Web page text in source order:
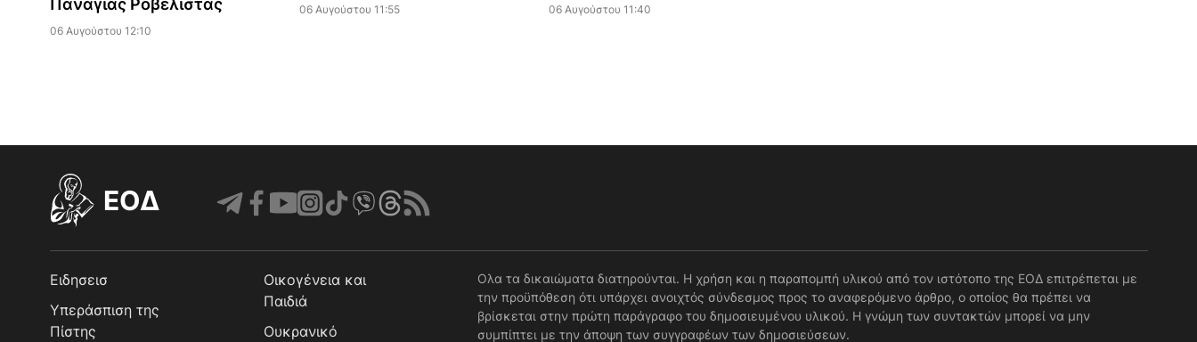
Παναγίας Ροβέλιστας
06 Αυγούστου 12:10
06 Αυγούστου 11:55 06 Αυγούστου 11:40
EOΔ
Ειδησεισ
Υπεράσπιση της
Πίστης
Οικογένεια και
Παιδιά
Ουκρανικό
Ολα τα δικαιώματα διατηρούνται. Η χρήση και η παραπομπή υλικού από τον ιστότοπο της ΕΟΔ επιτρέπεται με
την προϋπόθεση ότι υπάρχει ανοιχτός σύνδεσμος προς το αναφερόμενο άρθρο, ο οποίος θα πρέπει να
βρίσκεται στην πρώτη παράγραφο του δημοσιευμένου υλικού. Η γνώμη των συντακτών μπορεί να μην
συμπίπτει με την άποψη των συγγραφέων των δημοσιεύσεων.